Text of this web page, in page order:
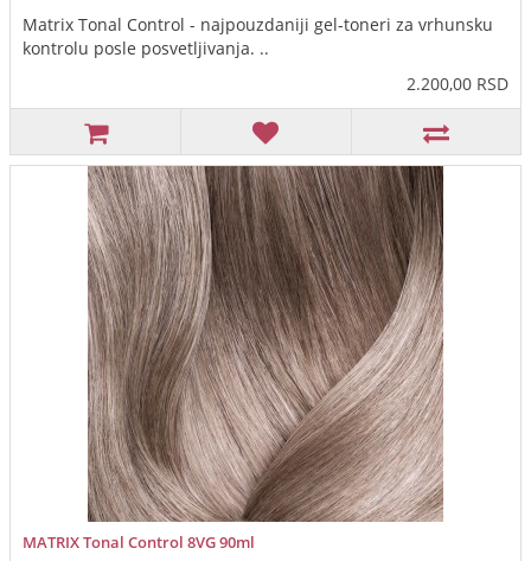
Matrix Tonal Control - najpouzdaniji gel-toneri za vrhunsku
kontrolu posle posvetljivanja. ..
2.200,00 RSD
MATRIX Tonal Control 8VG 90ml